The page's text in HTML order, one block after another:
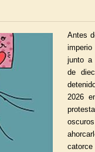
Antes
junto a
de
2026
catorce